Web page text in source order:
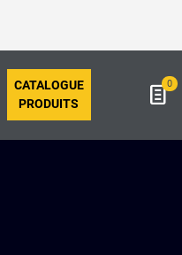
CATALOGUE
PRODUITS
0